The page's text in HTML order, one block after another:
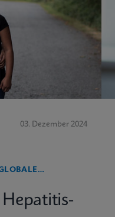
03. Dezember 2024